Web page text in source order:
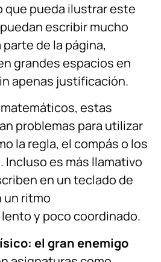
que pueda ilustrar este
escribir mucho
de la página,
grandes espacios en
apenas justificación.
estas
problemas para utilizar
la regla, el compás o los
es más llamativo
en un teclado de
un ritmo
y poco coordinado.
el gran enemigo